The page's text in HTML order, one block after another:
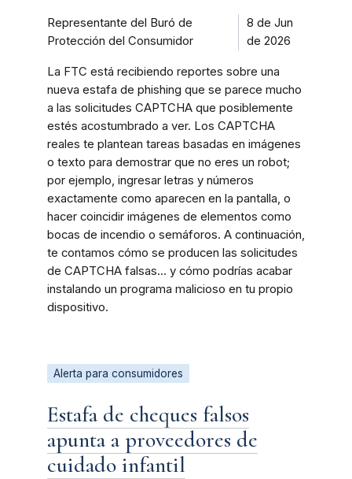
Representante del Buró de
Protección del Consumidor
8 de Jun
de 2026
La FTC está recibiendo reportes sobre una
nueva estafa de phishing que se parece mucho
a las solicitudes CAPTCHA que posiblemente
estés acostumbrado a ver. Los CAPTCHA
reales te plantean tareas basadas en imágenes
o texto para demostrar que no eres un robot;
por ejemplo, ingresar letras y números
exactamente como aparecen en la pantalla, o
hacer coincidir imágenes de elementos como
bocas de incendio o semáforos. A continuación,
te contamos cómo se producen las solicitudes
de CAPTCHA falsas... y cómo podrías acabar
instalando un programa malicioso en tu propio
dispositivo.
Alerta para consumidores
Estafa de cheques falsos
apunta a proveedores de
cuidado infantil